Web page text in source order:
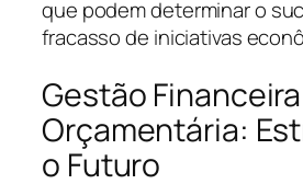
que podem determinar o
fracasso de iniciativas
Gestão
Orçamentária:
o Futuro